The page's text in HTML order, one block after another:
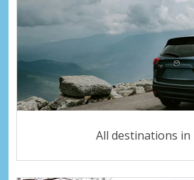
All destinations in